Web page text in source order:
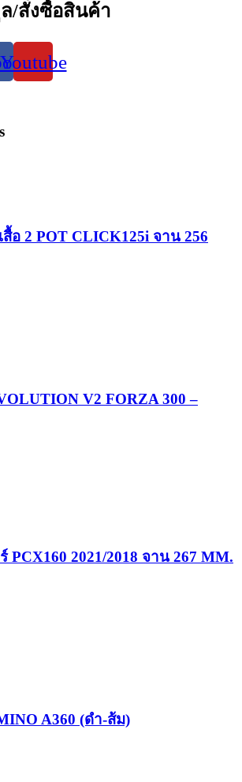
/สั่งซื้อสินค้า
Youtube
สื้อ 2 POT CLICK125i จาน 256
V2 FORZA 300 –
PCX160 2021/2018 จาน 267 MM.
A360 (ดำ-ส้ม)